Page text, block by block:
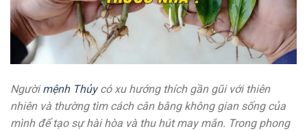
Ngườimệnh Thủycó xu hướng thích gần gũi với thiên
nhiên và thường tìm cách cân bằng không gian sống của
mình để tạo sự hài hòa và thu hút may mắn. Trong phong